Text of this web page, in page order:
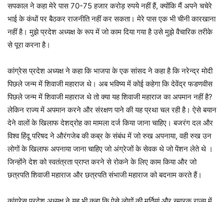
सपकाल ने कहा मेरे पास 70-75 हजार करोड़ रुपये नहीं हैं, क्योंकि मैं अपने चचेरे
भाई के कंधों पर बैठकर राजनीति नहीं कर सकता। मेरे पास एक भी चीनी कारखाना
नहीं है। मुझे प्रदेश अध्यक्ष के रूप में जो काम दिया गया है उसे मुझे वैचारिक तरीके
से पूरा करना है।
कांग्रेस प्रदेश अध्यक्ष ने कहा कि भाजपा के एक सांसद ने कहा है कि नरेन्द्र मोदी
पिछले जन्म में शिवाजी महाराज थे। अब भविष्य में कोई कहेगा कि देवेंद्र फडणवीस
पिछले जन्म में शिवाजी महाराज थे तो क्या यह शिवाजी महाराज का अपमान नहीं है?
लेकिन राज्य में अपमान करने और संरक्षण पाने की यह प्रथा चल रही है। ऐसे बयान
देने वालों के खिलाफ देशद्रोह का मामला दर्ज किया जाना चाहिए। बजरंग दल और
विश्व हिंदू परिषद ने औरंगजेब की कब्र के संबंध में जो रुख अपनाया, वही रुख उन
लोगों के खिलाफ अपनाया जाना चाहिए जो अंग्रेजों के सेवक थे जो पेंशन लेते थे ।
जिन्होंने देश को स्वतंत्रता प्राप्त करने से रोकने के लिए काम किया और जो
छत्रपति शिवाजी महाराज और छत्रपति संभाजी महाराज को बदनाम करते हैं।